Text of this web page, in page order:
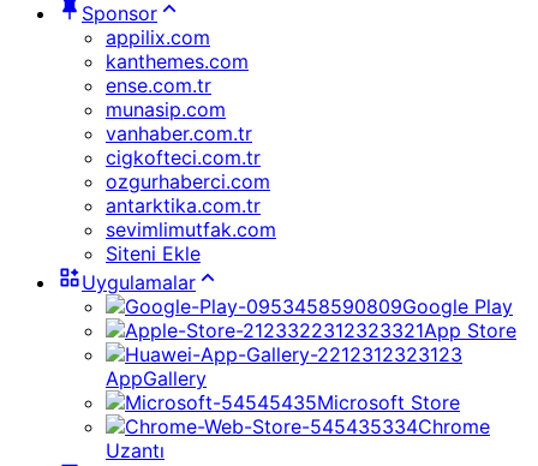
Sponsor
appilix.com
kanthemes.com
ense.com.tr
munasip.com
vanhaber.com.tr
cigkofteci.com.tr
ozgurhaberci.com
antarktika.com.tr
sevimlimutfak.com
Siteni Ekle
Uygulamalar
Google Play
App Store
AppGallery
Microsoft Store
Chrome
Uzantı